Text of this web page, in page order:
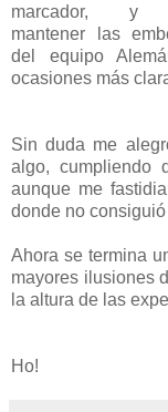
marcador, y
mantener las
del equipo
ocasiones más
Sin duda me
algo, cumpliendo
aunque me
donde no
Ahora se termina
mayores ilusiones
la altura de las
Ho!